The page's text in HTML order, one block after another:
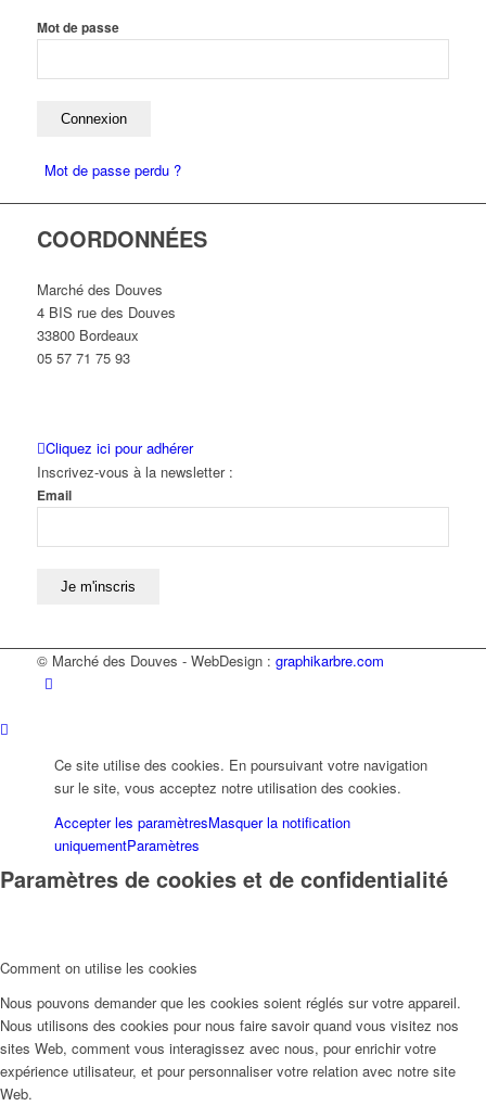
Mot de passe
Mot de passe perdu ?
COORDONNÉES
Marché des Douves
4 BIS rue des Douves
33800 Bordeaux
05 57 71 75 93
Cliquez ici pour adhérer
Inscrivez-vous à la newsletter :
Email
© Marché des Douves - WebDesign : graphikarbre.com
Ce site utilise des cookies. En poursuivant votre navigation
sur le site, vous acceptez notre utilisation des cookies.
Accepter les paramètresMasquer la notification
uniquementParamètres
Paramètres de cookies et de confidentialité
Comment on utilise les cookies
Nous pouvons demander que les cookies soient réglés sur votre appareil.
Nous utilisons des cookies pour nous faire savoir quand vous visitez nos
sites Web, comment vous interagissez avec nous, pour enrichir votre
expérience utilisateur, et pour personnaliser votre relation avec notre site
Web.